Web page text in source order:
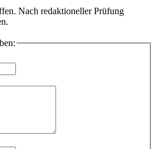
Nach redaktioneller Prüfung